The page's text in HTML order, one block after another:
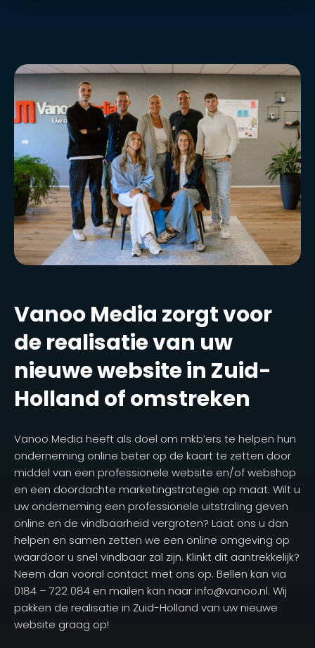
Vanoo Media zorgt voor
de realisatie van uw
nieuwe website in Zuid-
Holland of omstreken
Vanoo Media heeft als doel om mkb’ers te helpen hun
onderneming online beter op de kaart te zetten door
middel van een professionele website en/of webshop
en een doordachte marketingstrategie op maat. Wilt u
uw onderneming een professionele uitstraling geven
online en de vindbaarheid vergroten? Laat ons u dan
helpen en samen zetten we een online omgeving op
waardoor u snel vindbaar zal zijn. Klinkt dit aantrekkelijk?
Neem dan vooral contact met ons op. Bellen kan via
0184 – 722 084 en mailen kan naar info@vanoo.nl. Wij
pakken de realisatie in Zuid-Holland van uw nieuwe
website graag op!